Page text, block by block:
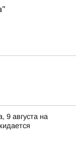
9 августа на